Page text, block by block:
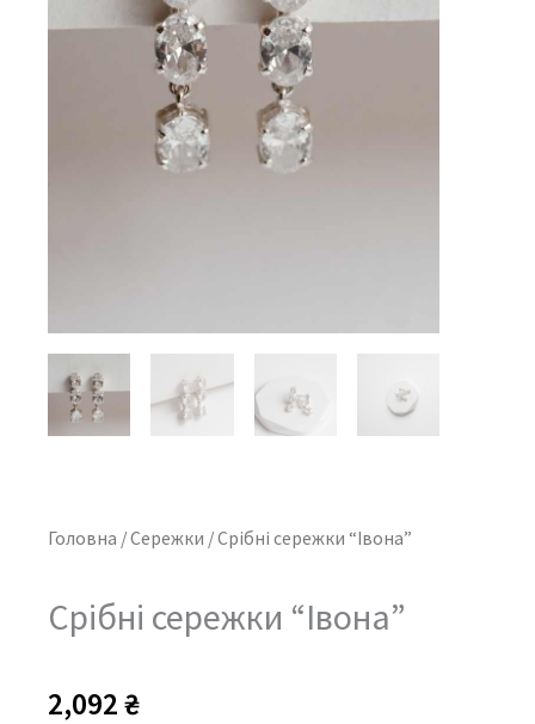
Головна /Сережки / Срібні сережки “Івона”
Срібні сережки “Івона”
2,092₴